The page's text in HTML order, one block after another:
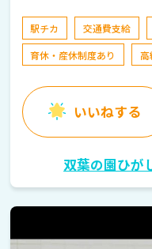
駅チカ 交通費支給
育休・産休制度あり
高
いいねする
双葉の園ひが